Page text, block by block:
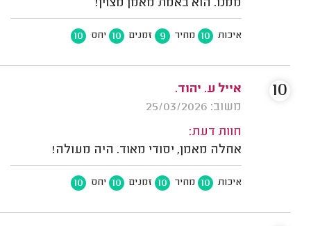
ממנו. הוא באמת מאמן מצוין!
איכות 10 מחיר 9 זמנים 10 יחס 10
אייל ע. יהוד.
משוב: 25/03/2026
חוות דעת:
אחלה מאמן, יסודי מאוד. היה מעולה!
איכות 10 מחיר 10 זמנים 10 יחס 10
10